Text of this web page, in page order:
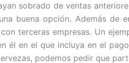
sobrado de ventas
buena opción. Además
terceras empresas. Un
él en el que incluya en el
podemos pedir que